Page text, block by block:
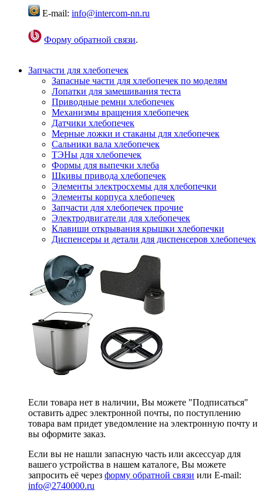
E-mail: info@intercom-nn.ru
Форму обратной связи.
Запчасти для хлебопечек
Запасные части для хлебопечек по моделям
Лопатки для замешивания теста
Приводные ремни хлебопечек
Механизмы вращения хлебопечек
Датчики хлебопечек
Мерные ложки и стаканы для хлебопечек
Сальники вала хлебопечек
ТЭНы для хлебопечек
Формы для выпечки хлеба
Шкивы привода хлебопечек
Элементы электросхемы для хлебопечки
Элементы корпуса хлебопечек
Запчасти для хлебопечек прочие
Электродвигатели для хлебопечек
Клавиши открывания крышки хлебопечки
Диспенсеры и детали для диспенсеров хлебопечек
Если товара нет в наличии, Вы можете "Подписаться"
оставить адрес электронной почты, по поступлению
товара вам придет уведомление на электронную почту и
вы оформите заказ.
Если вы не нашли запасную часть или аксессуар для
вашего устройства в нашем каталоге, Вы можете
запросить её через форму обратной связи или E-mail:
info@2740000.ru